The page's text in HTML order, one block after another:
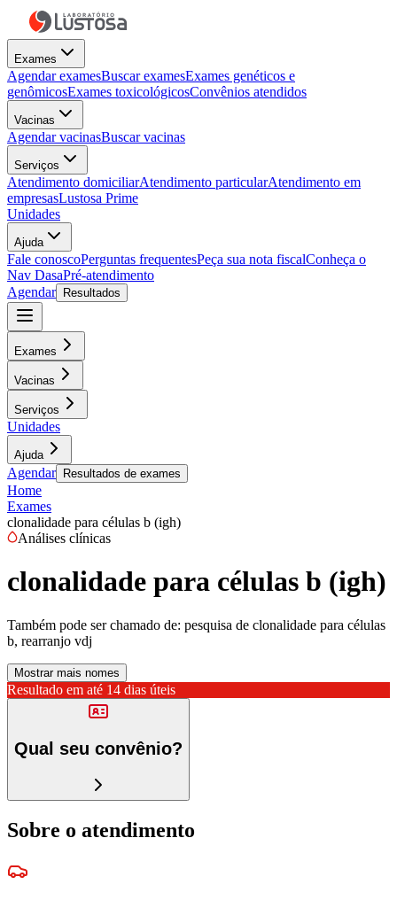
Exames
Agendar examesBuscar examesExames genéticos e
genômicosExames toxicológicosConvênios atendidos
Vacinas
Agendar vacinasBuscar vacinas
Serviços
Atendimento domiciliarAtendimento particularAtendimento em
empresasLustosa Prime
Unidades
Ajuda
Fale conoscoPerguntas frequentesPeça sua nota fiscalConheça o
Nav DasaPré-atendimento
Agendar
Resultados
Exames
Vacinas
Serviços
Unidades
Ajuda
Agendar Resultados de exames
Home
Exames
clonalidade para células b (igh)
Análises clínicas
clonalidade para células b (igh)
Também pode ser chamado de: pesquisa de clonalidade para células
b, rearranjo vdj
Mostrar mais nomes
Resultado em até 14 dias úteis
Qual seu convênio?
Sobre o atendimento